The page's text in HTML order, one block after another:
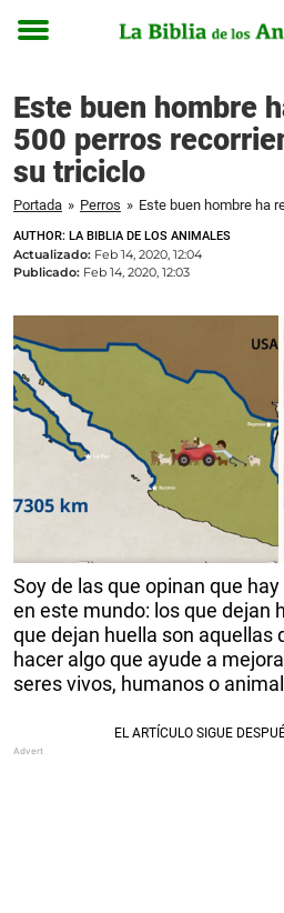
Toggle
Este buen hombre
500 perros
su triciclo
Portada » Perros »
AUTHOR: LA BIBLIA DE LOS ANIMALES
Actualizado: Feb 14, 2020, 12:04
Publicado: Feb 14, 2020, 12:03
Soy de las que opinan que
en este mundo: los que dejan
que dejan huella son aquellas
hacer algo que ayude a
seres vivos, humanos o